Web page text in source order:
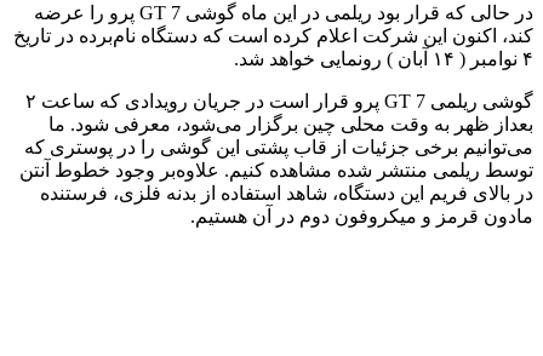
در حالی که قرار بود ریلمی در این ماه گوشی GT 7 پرو را عرضه
کند، اکنون این شرکت اعلام کرده است که دستگاه نام‌برده در تاریخ
۴ نوامبر ( ۱۴ آبان ) رونمایی خواهد شد.
گوشی ریلمی GT 7 پرو قرار است در جریان رویدادی که ساعت ۲
بعداز ظهر به وقت محلی چین برگزار می‌شود، معرفی شود. ما
می‌توانیم برخی جزئیات از قاب پشتی این گوشی را در پوستری که
توسط ریلمی منتشر شده مشاهده کنیم. علاوه‌بر وجود خطوط آنتن
در بالای فریم این دستگاه، شاهد استفاده از بدنه فلزی، فرستنده
مادون قرمز و میکروفون دوم در آن هستیم.